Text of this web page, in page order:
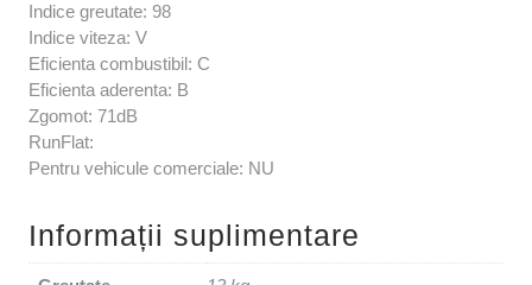
Indice greutate: 98
Indice viteza: V
Eficienta combustibil: C
Eficienta aderenta: B
Zgomot: 71dB
RunFlat:
Pentru vehicule comerciale: NU
Informații suplimentare